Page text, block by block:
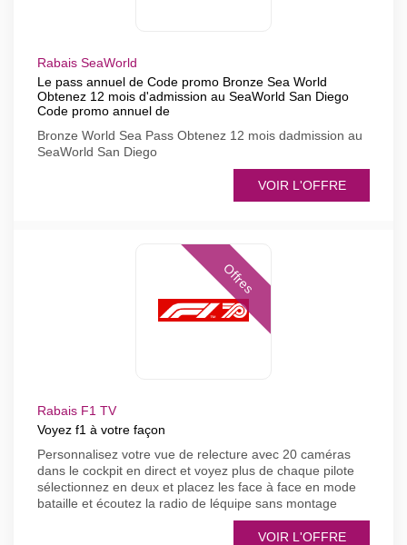
Rabais SeaWorld
Le pass annuel de Code promo Bronze Sea World
Obtenez 12 mois d'admission au SeaWorld San Diego
Code promo annuel de
Bronze World Sea Pass Obtenez 12 mois dadmission au
SeaWorld San Diego
VOIR L'OFFRE
Offres
Rabais F1 TV
Voyez f1 à votre façon
Personnalisez votre vue de relecture avec 20 caméras
dans le cockpit en direct et voyez plus de chaque pilote
sélectionnez en deux et placez les face à face en mode
bataille et écoutez la radio de léquipe sans montage
VOIR L'OFFRE